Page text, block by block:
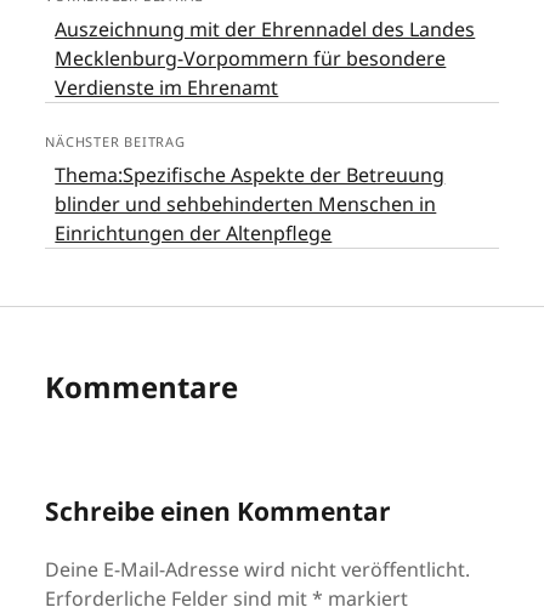
Auszeichnung mit der Ehrennadel des Landes
Mecklenburg-Vorpommern für besondere
Verdienste im Ehrenamt
NÄCHSTER BEITRAG
Thema:Spezifische Aspekte der Betreuung
blinder und sehbehinderten Menschen in
Einrichtungen der Altenpflege
Kommentare
Schreibe einen Kommentar
Deine E-Mail-Adresse wird nicht veröffentlicht.
Erforderliche Felder sind mit* markiert